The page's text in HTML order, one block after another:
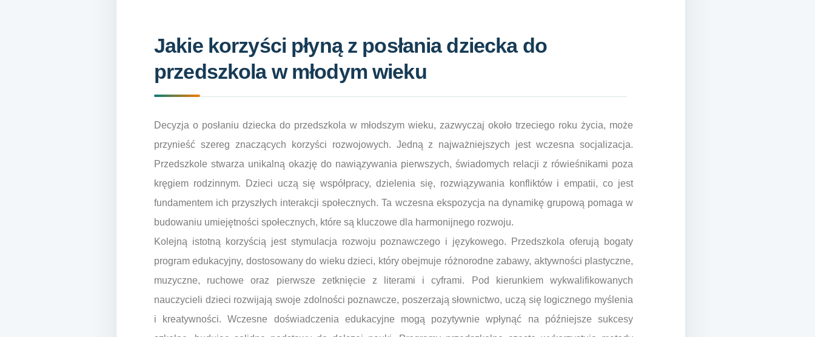
Jakie korzyści płyną z posłania dziecka do
przedszkola w młodym wieku
Decyzja o posłaniu dziecka do przedszkola w młodszym wieku, zazwyczaj około trzeciego roku życia, może
przynieść szereg znaczących korzyści rozwojowych. Jedną z najważniejszych jest wczesna socjalizacja.
Przedszkole stwarza unikalną okazję do nawiązywania pierwszych, świadomych relacji z rówieśnikami poza
kręgiem rodzinnym. Dzieci uczą się współpracy, dzielenia się, rozwiązywania konfliktów i empatii, co jest
fundamentem ich przyszłych interakcji społecznych. Ta wczesna ekspozycja na dynamikę grupową pomaga w
budowaniu umiejętności społecznych, które są kluczowe dla harmonijnego rozwoju.
Kolejną istotną korzyścią jest stymulacja rozwoju poznawczego i językowego. Przedszkola oferują bogaty
program edukacyjny, dostosowany do wieku dzieci, który obejmuje różnorodne zabawy, aktywności plastyczne,
muzyczne, ruchowe oraz pierwsze zetknięcie z literami i cyframi. Pod kierunkiem wykwalifikowanych
nauczycieli dzieci rozwijają swoje zdolności poznawcze, poszerzają słownictwo, uczą się logicznego myślenia
i kreatywności. Wczesne doświadczenia edukacyjne mogą pozytywnie wpłynąć na późniejsze sukcesy